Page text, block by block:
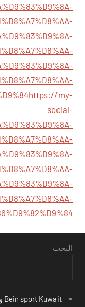
https://my-
social-
البحث